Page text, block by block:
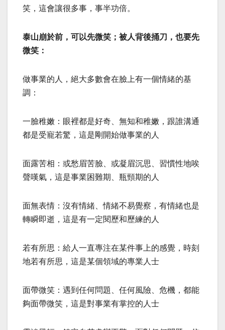
笑，這會讓很多事，事半功倍。
泰山崩於前，可以先微笑；被人背後捅刀，也要先
微笑：
做事業的人，絕大多數會在臉上有一個情緒的基
調：
一臉稚嫩：眼裡都是好奇、無知和稚嫩，跟誰溝通
都是受寵若驚，這是剛開始做事業的人
面露苦相：或愁眉苦臉、或凝眉沉思、習慣性地唉
聲嘆氣，這是事業困難期、瓶頸期的人
面無表情：沒有情緒、情緒不易覺察，有情緒也是
轉瞬即逝，這是有一定閱歷和歷練的人
若有所思：給人一直專注在某件事上的感覺，時刻
地若有所思，這是某個領域的專業人士
面帶微笑：遇到任何問題、任何風險、危機，都能
夠面帶微笑，這是對事業有掌控的人士